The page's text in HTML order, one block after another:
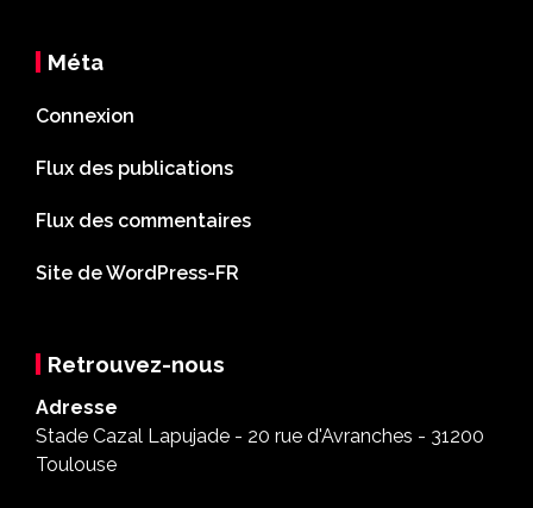
Méta
Connexion
Flux des publications
Flux des commentaires
Site de WordPress-FR
Retrouvez-nous
Adresse
Stade Cazal Lapujade - 20 rue d'Avranches - 31200
Toulouse